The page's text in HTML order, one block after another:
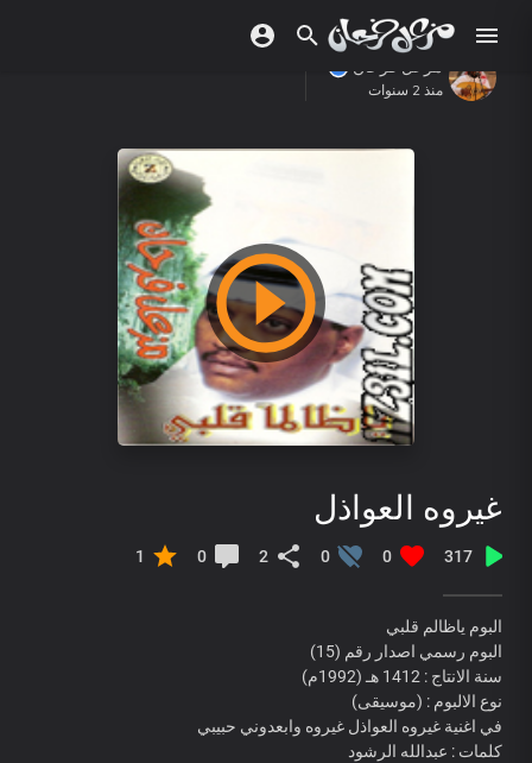
منذ 2 سنوات
غيروه العواذل
317
0
0
2
0
1
البوم ياظالم قلبي
البوم رسمي اصدار رقم (15)
سنة الانتاج : 1412 هـ (1992م)
نوع الالبوم : (موسيقى)
في اغنية غيروه العواذل غيروه وابعدوني حبيبي
كلمات : عبدالله الرشود